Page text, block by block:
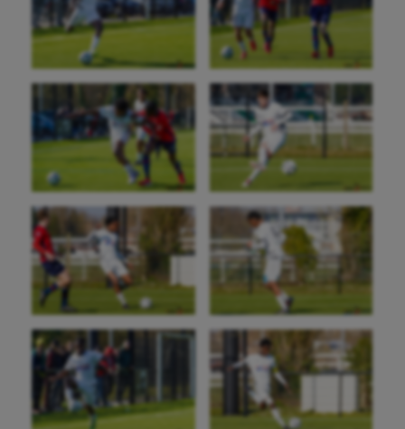
Cerf Volant
Cheerleading
Course à pied
Crossfit
Cyclisme
Danse
Equitation
Escalade
Escrime
Fitness
Flag football